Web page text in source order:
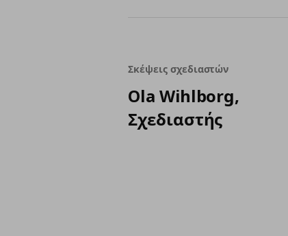
Σκέψεις σχεδιαστών
Ola Wihlborg,
Σχεδιαστής